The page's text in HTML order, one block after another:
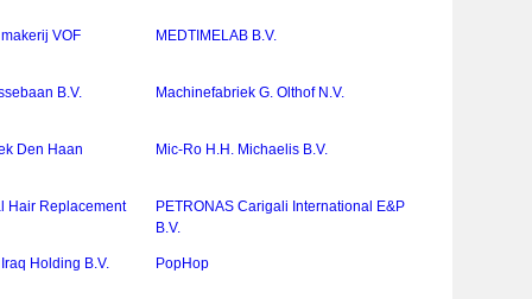
VOF MEDTIMELAB B.V.
B.V. Machinefabriek G. Olthof N.V.
Den Haan Mic-Ro H.H. Michaelis B.V.
Hair Replacement
PETRONAS Carigali International E&P
B.V.
Holding B.V. PopHop